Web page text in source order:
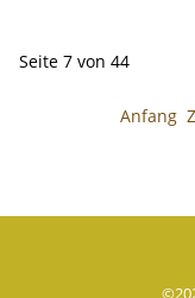
Seite 7 von 44
Anfang